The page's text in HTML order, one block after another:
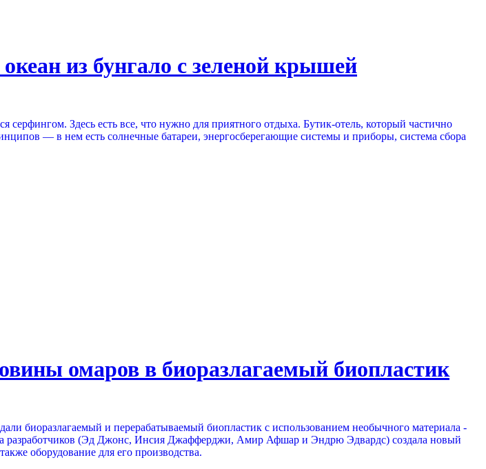
из бунгало с зеленой крышей
Здесь есть все, что нужно для приятного отдыха. Бутик-отель, который частично
— в нем есть солнечные батареи, энергосберегающие системы и приборы, система сбора
омаров в биоразлагаемый биопластик
биоразлагаемый и перерабатываемый биопластик с использованием необычного материала -
разработчиков (Эд Джонс, Инсия Джафферджи, Амир Афшар и Эндрю Эдвардс) создала новый
оборудование для его производства.